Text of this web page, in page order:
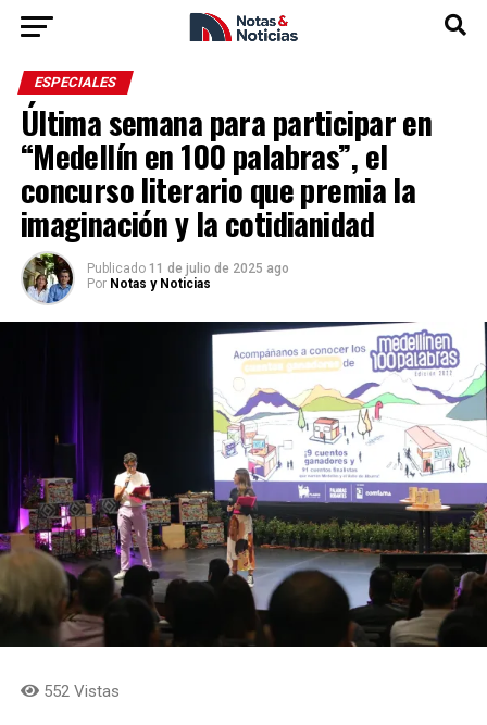
ESPECIALES
Última semana para participar en
“Medellín en 100 palabras”, el
concurso literario que premia la
imaginación y la cotidianidad
Publicado 11 de julio de 2025 ago
Por Notas y Noticias
552 Vistas